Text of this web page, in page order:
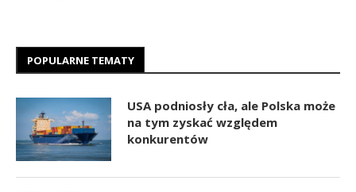
POPULARNE TEMATY
USA podniosły cła, ale Polska może
na tym zyskać względem
konkurentów